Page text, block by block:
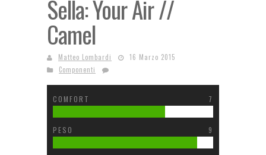
Sella: Your Air //
Camel
Matteo Lombardi
16 Marzo 2015
Componenti
COMFORT 7
PESO 9